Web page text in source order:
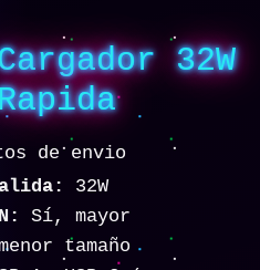
32W
de envio
32W
Sí, mayor
tamaño